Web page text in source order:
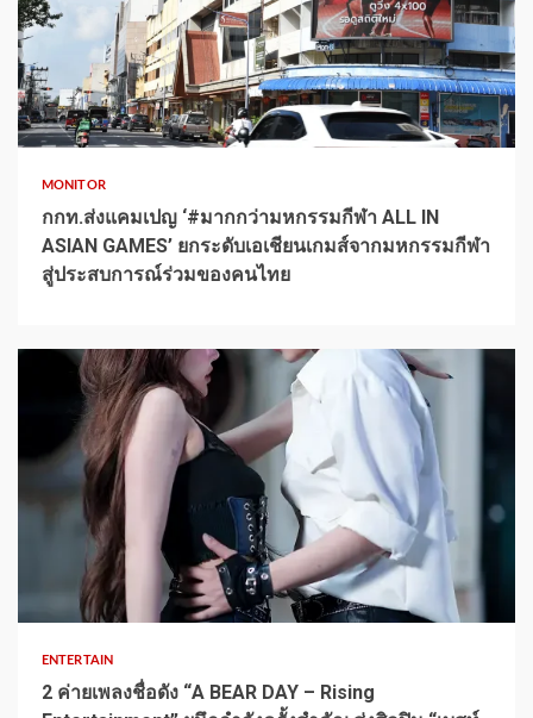
1 min read
MONITOR
กกท.ส่งแคมเปญ ‘#มากกว่ามหกรรมกีฬา ALL IN
ASIAN GAMES’ ยกระดับเอเชียนเกมส์จากมหกรรมกีฬา
สู่ประสบการณ์ร่วมของคนไทย
1 min read
ENTERTAIN
2 ค่ายเพลงชื่อดัง “A BEAR DAY – Rising